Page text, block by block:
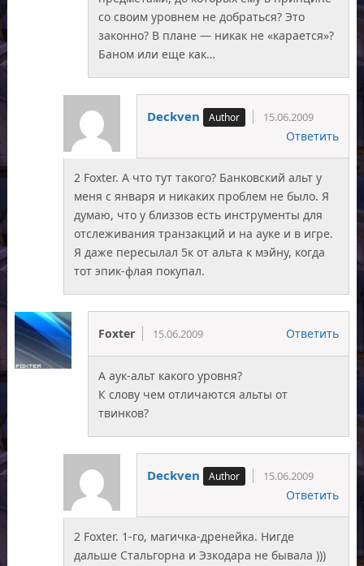
со своим уровнем не добраться? Это
законно? В плане — никак не «карается»?
Баном или еще как…
Deckven 15.06.2009
Ответить
2 Foxter. А что тут такого? Банковский альт у
меня с января и никаких проблем не было. Я
думаю, что у близзов есть инструменты для
отслеживания транзакций и на ауке и в игре.
Я даже пересылал 5к от альта к мэйну, когда
тот эпик-флая покупал.
Foxter 15.06.2009 Ответить
А аук-альт какого уровня?
К слову чем отличаются альты от
твинков?
Deckven 15.06.2009
Ответить
2 Foxter. 1-го, магичка-дренейка. Нигде
дальше Стальгорна и Эзкодара не бывала )))